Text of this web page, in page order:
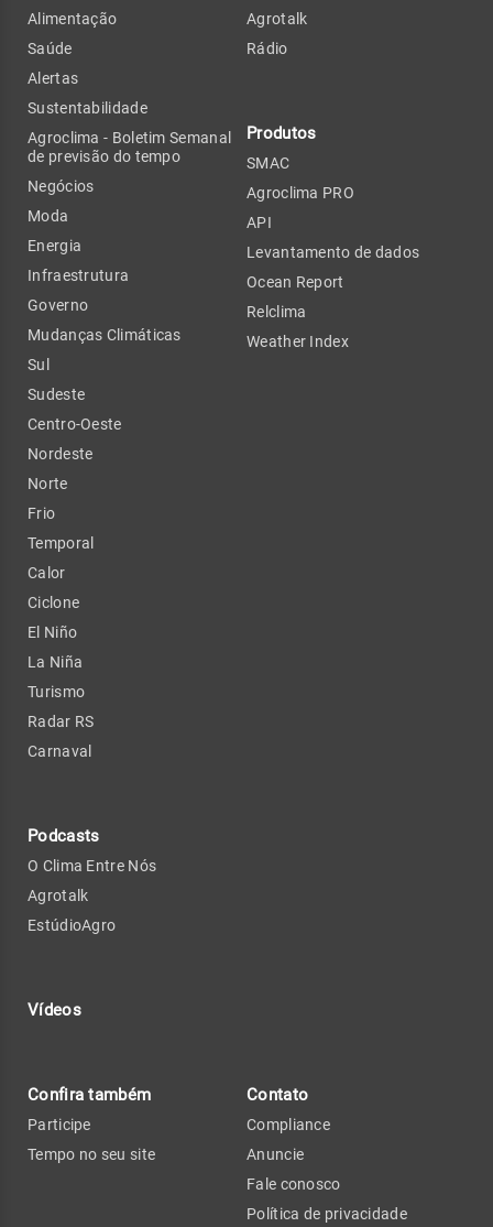
Alimentação
Saúde
Alertas
Sustentabilidade
Agroclima - Boletim Semanal
de previsão do tempo
Negócios
Moda
Energia
Infraestrutura
Governo
Mudanças Climáticas
Sul
Sudeste
Centro-Oeste
Nordeste
Norte
Frio
Temporal
Calor
Ciclone
El Niño
La Niña
Turismo
Radar RS
Carnaval
Podcasts
O Clima Entre Nós
Agrotalk
EstúdioAgro
Vídeos
Agrotalk
Rádio
Produtos
SMAC
Agroclima PRO
API
Levantamento de dados
Ocean Report
Relclima
Weather Index
Confira também
Participe
Tempo no seu site
Contato
Compliance
Anuncie
Fale conosco
Política de privacidade